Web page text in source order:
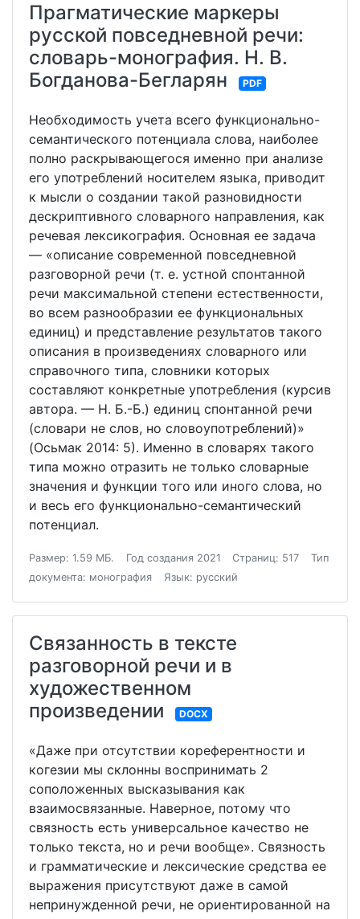
Прагматические маркеры
русской повседневной речи:
словарь-монография. Н. В.
Богданова-Бегларян
PDF
Необходимость учета всего функционально-
семантического потенциала слова, наиболее
полно раскрывающегося именно при анализе
его употреблений носителем языка, приводит
к мысли о создании такой разновидности
дескриптивного словарного направления, как
речевая лексикография. Основная ее задача
— «описание современной повседневной
разговорной речи (т. е. устной спонтанной
речи максимальной степени естественности,
во всем разнообразии ее функциональных
единиц) и представление результатов такого
описания в произведениях словарного или
справочного типа, словники которых
составляют конкретные употребления (курсив
автора. — Н. Б.-Б.) единиц спонтанной речи
(словари не слов, но словоупотреблений)»
(Осьмак 2014: 5). Именно в словарях такого
типа можно отразить не только словарные
значения и функции того или иного слова, но
и весь его функционально-семантический
потенциал.
Размер: 1.59 МБ. Год создания 2021 Страниц: 517
Тип
документа: монография
Язык: русский
Связанность в тексте
разговорной речи и в
художественном
произведении
DOCX
«Даже при отсутствии кореферентности и
когезии мы склонны воспринимать 2
соположенных высказывания как
взаимосвязанные. Наверное, потому что
связность есть универсальное качество не
только текста, но и речи вообще». Связность
и грамматические и лексические средства ее
выражения присутствуют даже в самой
непринужденной речи, не ориентированной на